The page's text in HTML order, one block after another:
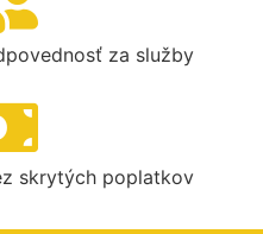
za služby
skrytých poplatkov